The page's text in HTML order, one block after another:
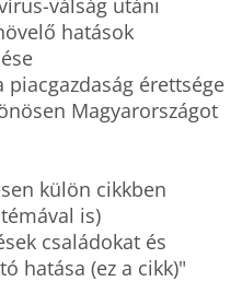
hatások
piacgazdaság érettsége
Magyarországot
külön cikkben
is)
családokat és
hatása (ez a cikk)"